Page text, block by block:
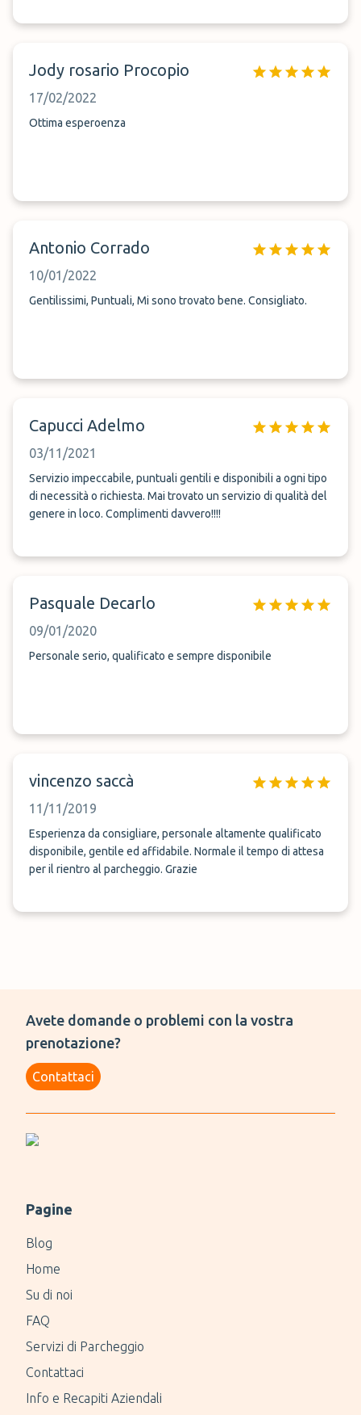
Jody rosario Procopio
17/02/2022
Ottima esperoenza
Antonio Corrado
10/01/2022
Gentilissimi, Puntuali, Mi sono trovato bene. Consigliato.
Capucci Adelmo
03/11/2021
Servizio impeccabile, puntuali gentili e disponibili a ogni tipo
di necessità o richiesta. Mai trovato un servizio di qualità del
genere in loco. Complimenti davvero!!!!
Pasquale Decarlo
09/01/2020
Personale serio, qualificato e sempre disponibile
vincenzo saccà
11/11/2019
Esperienza da consigliare, personale altamente qualificato
disponibile, gentile ed affidabile. Normale il tempo di attesa
per il rientro al parcheggio. Grazie
Avete domande o problemi con la vostra
prenotazione?
Contattaci
Pagine
Blog
Home
Su di noi
FAQ
Servizi di Parcheggio
Contattaci
Info e Recapiti Aziendali